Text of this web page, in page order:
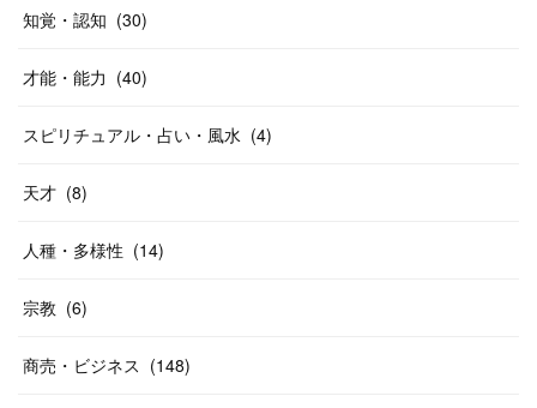
知覚・認知 (30)
才能・能力 (40)
スピリチュアル・占い・風水 (4)
天才 (8)
人種・多様性 (14)
宗教 (6)
商売・ビジネス (148)